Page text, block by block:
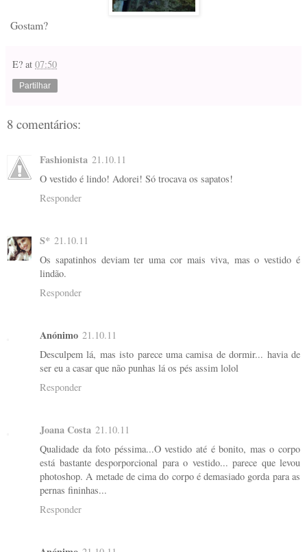
Gostam?
E? at 07:50
Partilhar
8 comentários:
Fashionista 21.10.11
O vestido é lindo! Adorei! Só trocava os sapatos!
Responder
S* 21.10.11
Os sapatinhos deviam ter uma cor mais viva, mas o vestido é
lindão.
Responder
Anónimo 21.10.11
Desculpem lá, mas isto parece uma camisa de dormir... havia de
ser eu a casar que não punhas lá os pés assim lolol
Responder
Joana Costa 21.10.11
Qualidade da foto péssima...O vestido até é bonito, mas o corpo
está bastante desporporcional para o vestido... parece que levou
photoshop. A metade de cima do corpo é demasiado gorda para as
pernas fininhas...
Responder